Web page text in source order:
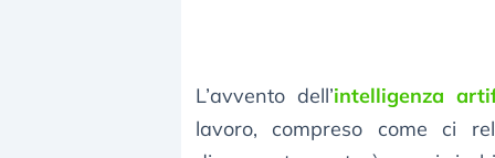
L’avvento dell’intelligenza
lavoro, compreso come ci